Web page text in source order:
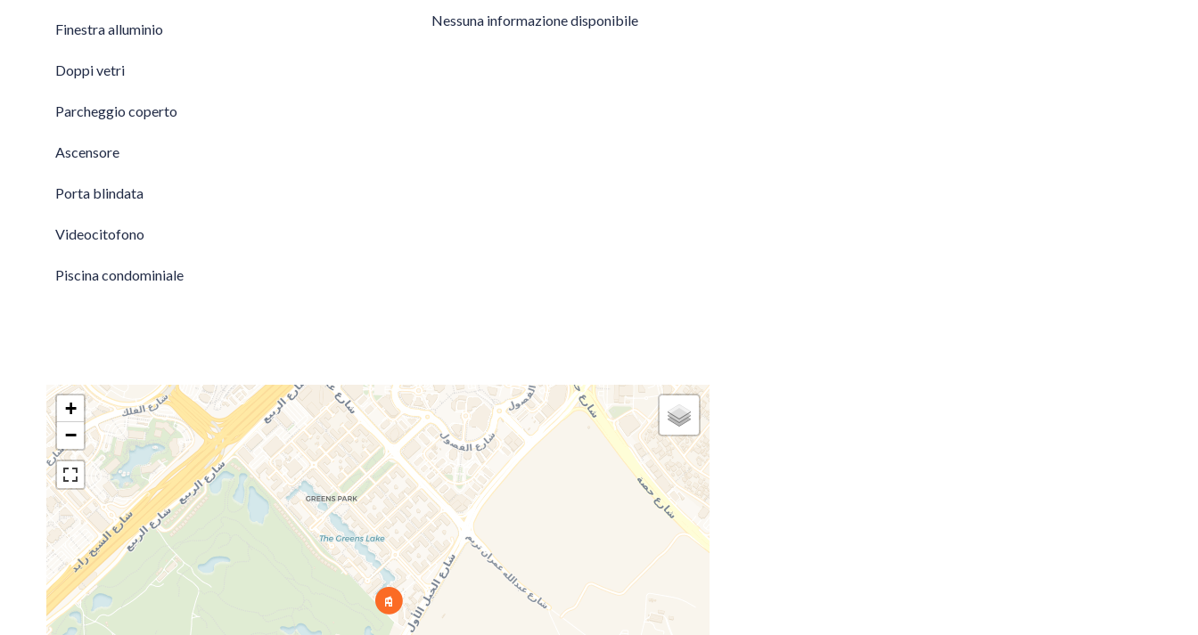
Finestra alluminio
Doppi vetri
Parcheggio coperto
Ascensore
Porta blindata
Videocitofono
Piscina condominiale
Nessuna informazione disponibile
+
−